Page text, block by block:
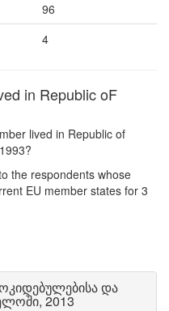
96
4
in Republic oF
lived in Republic of
the respondents whose
EU member states for 3
და
2013